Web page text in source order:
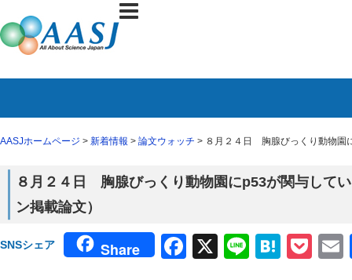
AASJホームページ > 新着情報 > 論文ウォッチ > ８月２４日 胸腺びっくり動物園
８月２４日 胸腺びっくり動物園にp53が関与して
ン掲載論文）
SNSシェア Share Facebook
X Line